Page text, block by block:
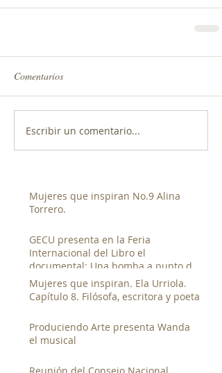
Comentarios
Escribir un comentario...
Mujeres que inspiran No.9 Alina
Torrero.
GECU presenta en la Feria
Internacional del Libro el
documental: Una bomba a punto de
estallar de Luis Franco.
Mujeres que inspiran. Ela Urriola.
Capítulo 8. Filósofa, escritora y poeta
Produciendo Arte presenta Wanda
el musical